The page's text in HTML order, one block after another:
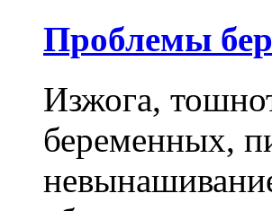
Проблемы
Изжога,
беременных,